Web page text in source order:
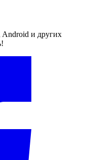
Android и других